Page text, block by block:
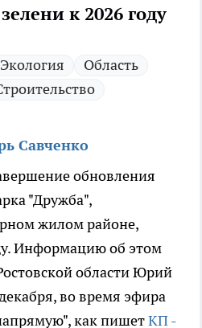
к 2026 году
Экология
Область
Савченко
обновления
"Дружба",
жилом районе,
Информацию об этом
области Юрий
во время эфира
как пишетКП -